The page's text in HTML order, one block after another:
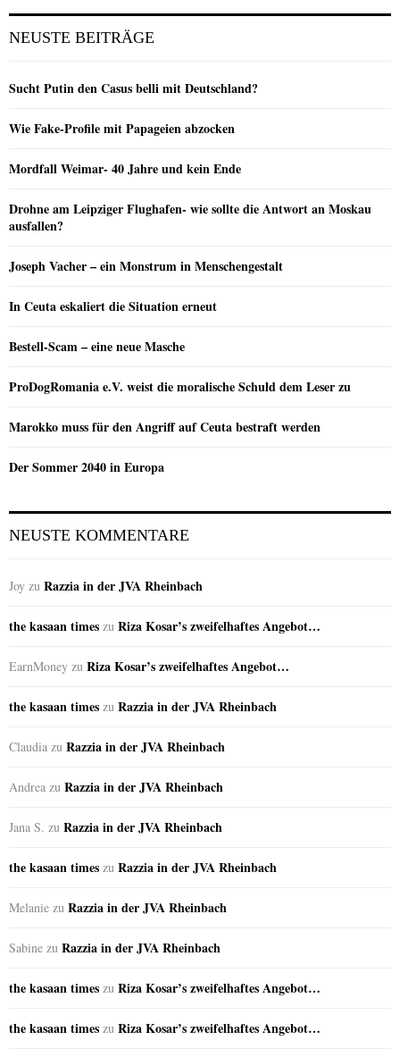
NEUSTE BEITRÄGE
Sucht Putin den Casus belli mit Deutschland?
Wie Fake-Profile mit Papageien abzocken
Mordfall Weimar- 40 Jahre und kein Ende
Drohne am Leipziger Flughafen- wie sollte die Antwort an Moskau
ausfallen?
Joseph Vacher – ein Monstrum in Menschengestalt
In Ceuta eskaliert die Situation erneut
Bestell-Scam – eine neue Masche
ProDogRomania e.V. weist die moralische Schuld dem Leser zu
Marokko muss für den Angriff auf Ceuta bestraft werden
Der Sommer 2040 in Europa
NEUSTE KOMMENTARE
Joy zu Razzia in der JVA Rheinbach
the kasaan times zu Riza Kosar’s zweifelhaftes Angebot…
EarnMoney zu Riza Kosar’s zweifelhaftes Angebot…
the kasaan times zu Razzia in der JVA Rheinbach
Claudia zu Razzia in der JVA Rheinbach
Andrea zu Razzia in der JVA Rheinbach
Jana S. zu Razzia in der JVA Rheinbach
the kasaan times zu Razzia in der JVA Rheinbach
Melanie zu Razzia in der JVA Rheinbach
Sabine zu Razzia in der JVA Rheinbach
the kasaan times zu Riza Kosar’s zweifelhaftes Angebot…
the kasaan times zu Riza Kosar’s zweifelhaftes Angebot…